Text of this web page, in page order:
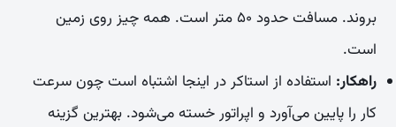
بروند. مسافت حدود ۵۰ متر است. همه چیز روی زمین
است.
راهکار: استفاده از استاکر در اینجا اشتباه است چون سرعت
کار را پایین می‌آورد و اپراتور خسته می‌شود. بهترین گزینه